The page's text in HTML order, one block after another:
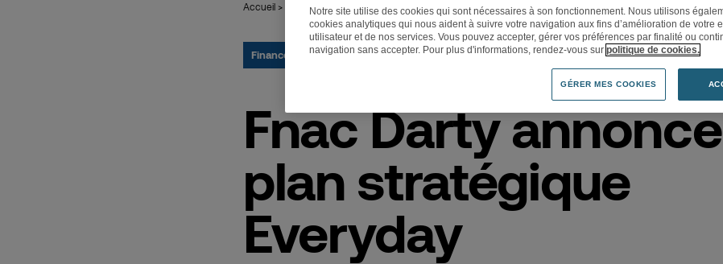
Accueil > Publications >Fnac Darty annonce son plan stratégique Everyday
Finance 23.02.2021
Fnac Darty
plan stratégique
Everyday
Notre site utilise des cookies qui sont nécessaires à son fonctionnement. Nous utilisons
cookies analytiques qui nous aident à suivre votre navigation aux fins d’amélioration de votre
utilisateur et de nos services. Vous pouvez accepter, gérer vos préférences par finalité ou
navigation sans accepter. Pour plus d'informations, rendez-vous sur politique de cookies.
GÉRER MES COOKIES